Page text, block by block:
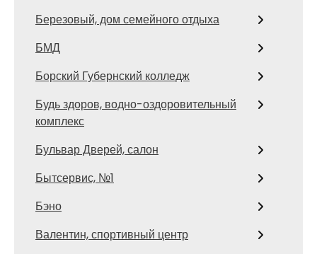
Березовый, дом семейного отдыха
БМД
Борский Губернский колледж
Будь здоров, водно-оздоровительный
комплекс
Бульвар Дверей, салон
Бытсервис, №1
Бэно
Валентин, спортивный центр